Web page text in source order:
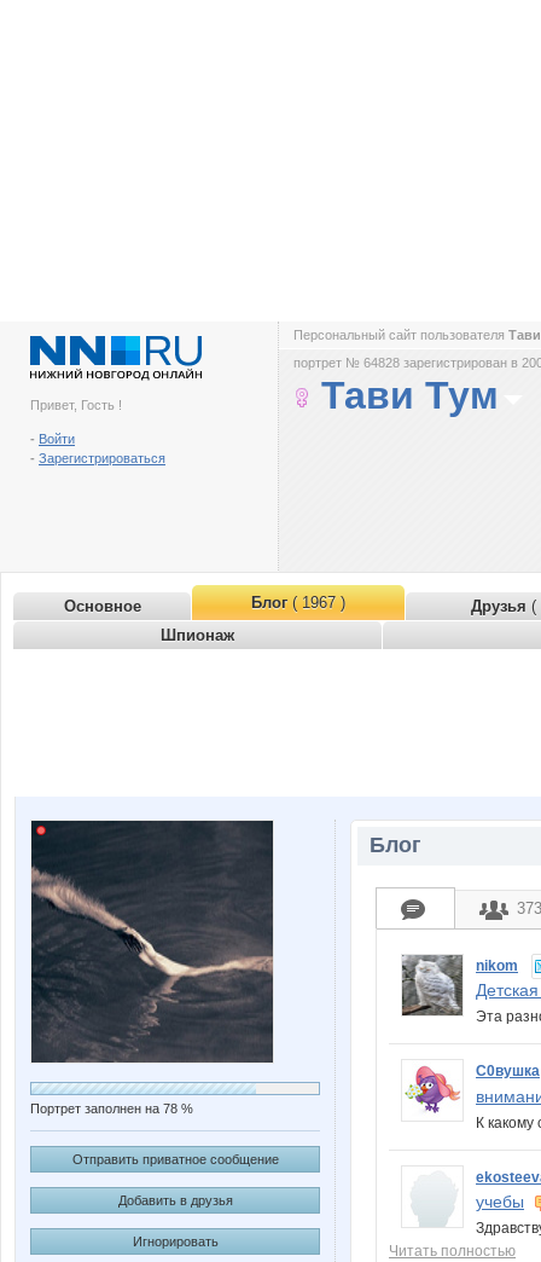
Привет, Гость !
- Войти
- Зарегистрироваться
Персональный сайт пользователя
портрет № 64828 зарегистрирован в
Тави Тум
Основное Блог( 1967 ) Друзья (
Шпионаж
Портрет заполнен на 78 %
Отправить приватное сообщение
Добавить в друзья
Игнорировать
Блог
373
nikom
Эта
С0вушка
К
учебы
Читать полностью